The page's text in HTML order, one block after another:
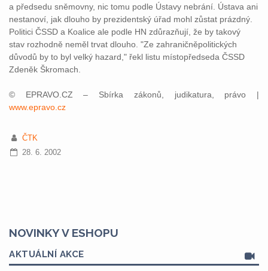
a předsedu sněmovny, nic tomu podle Ústavy nebrání. Ústava ani
nestanoví, jak dlouho by prezidentský úřad mohl zůstat prázdný.
Politici ČSSD a Koalice ale podle HN zdůrazňují, že by takový
stav rozhodně neměl trvat dlouho. "Ze zahraničněpolitických
důvodů by to byl velký hazard," řekl listu místopředseda ČSSD
Zdeněk Škromach.
© EPRAVO.CZ – Sbírka zákonů, judikatura, právo |
www.epravo.cz
ČTK
28. 6. 2002
NOVINKY V ESHOPU
AKTUÁLNÍ AKCE